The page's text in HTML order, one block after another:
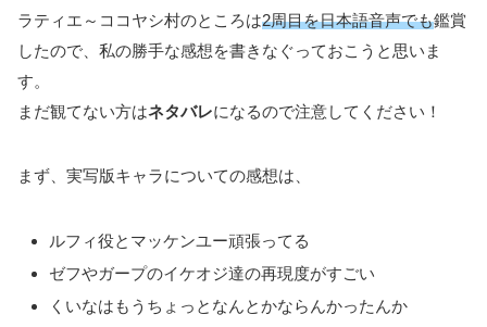
ラティエ～ココヤシ村のところは2周目を日本語音声でも鑑賞
したので、私の勝手な感想を書きなぐっておこうと思いま
す。
まだ観てない方はネタバレになるので注意してください！
まず、実写版キャラについての感想は、
ルフィ役とマッケンユー頑張ってる
ゼフやガープのイケオジ達の再現度がすごい
くいなはもうちょっとなんとかならんかったんか